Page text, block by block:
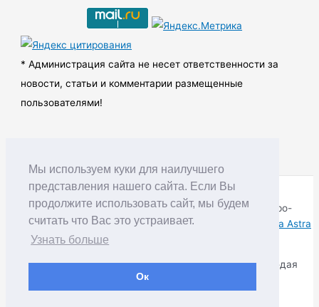
Мы используем куки для наилучшего
представления нашего сайта. Если Вы
продолжите использовать сайт, мы будем
считать что Вас это устраивает.
Узнать больше
Ок
ы
* Администрация сайта не несет ответственности за
новости, статьи и комментарии размещенные
пользователями!
Copyright © RUDNIK.MOBI 28.06.2008 - 2026 | Северо-
Енисейский округ Красноярского края | Powered by
Тема Astra
Копирование материалов разрешается только соблюдая
Правила